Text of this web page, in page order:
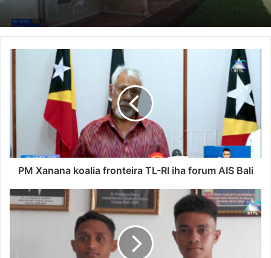
PM Xanana koalia fronteira TL-RI iha forum AIS Bali